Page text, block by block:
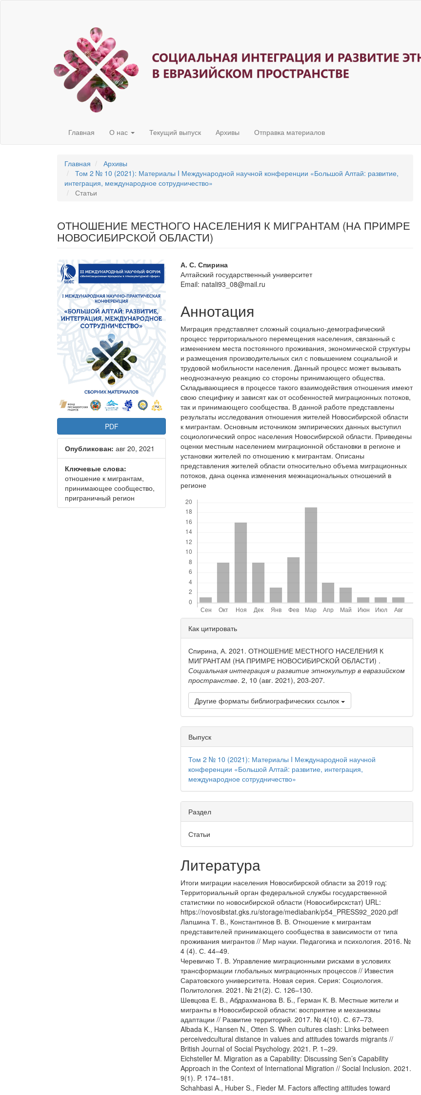
Главная О нас Текущий выпуск Архивы Отправка материалов
Главная
Архивы
Том 2 № 10 (2021): Материалы I Международной научной конференции «Большой Алтай: развитие,
интеграция, международное сотрудничество»
Статьи
ОТНОШЕНИЕ МЕСТНОГО НАСЕЛЕНИЯ К МИГРАНТАМ (НА ПРИМРЕ
НОВОСИБИРСКОЙ ОБЛАСТИ)
Статья
боковой
панели
PDF
Опубликован: авг 20, 2021
Ключевые слова:
отношение к мигрантам,
принимающее сообщество,
приграничный регион
Основное
содержание
А. С. Спирина
Алтайский государственный университет
Email: natali93_08@mail.ru
Аннотация
Миграция представляет сложный социально-демографический
процесс территориального перемещения населения, связанный с
изменением места постоянного проживания, экономической структуры
и размещения производительных сил с повышением социальной и
трудовой мобильности населения. Данный процесс может вызывать
неоднозначную реакцию со стороны принимающего общества.
Складывающиеся в процессе такого взаимодействия отношения имеют
свою специфику и зависят как от особенностей миграционных потоков,
так и принимающего сообщества. В данной работе представлены
результаты исследования отношения жителей Новосибирской области
к мигрантам. Основным источником эмпирических данных выступил
социологический опрос населения Новосибирской области. Приведены
оценки местным населением миграционной обстановки в регионе и
установки жителей по отношению к мигрантам. Описаны
представления жителей области относительно объема миграционных
потоков, дана оценка изменения межнациональных отношений в
регионе
Детали
статьи
Как цитировать
Спирина, А. 2021. ОТНОШЕНИЕ МЕСТНОГО НАСЕЛЕНИЯ К
МИГРАНТАМ (НА ПРИМРЕ НОВОСИБИРСКОЙ ОБЛАСТИ) .
Социальная интеграция и развитие этнокультур в евразийском
пространстве. 2, 10 (авг. 2021), 203-207.
Другие форматы библиографических ссылок
Выпуск
Том 2 № 10 (2021): Материалы I Международной научной
конференции «Большой Алтай: развитие, интеграция,
международное сотрудничество»
Раздел
Статьи
Литература
Итоги миграции населения Новосибирской области за 2019 год:
Территориальный орган федеральной службы государственной
статистики по новосибирской области (Новосибирскстат) URL:
https://novosibstat.gks.ru/storage/mediabank/p54_PRESS92_2020.pdf
Лапшина Т. В., Константинов В. В. Отношение к мигрантам
представителей принимающего сообщества в зависимости от типа
проживания мигрантов // Мир науки. Педагогика и психология. 2016. №
4 (4). С. 44–49.
Черевичко Т. В. Управление миграционными рисками в условиях
трансформации глобальных миграционных процессов // Известия
Саратовского университета. Новая серия. Серия: Социология.
Политология. 2021. № 21(2). С. 126–130.
Шевцова Е. В., Абдрахманова В. Б., Герман К. В. Местные жители и
мигранты в Новосибирской области: восприятие и механизмы
адаптации // Развитие территорий. 2017. № 4(10). С. 67–73.
Albada K., Hansen N., Otten S. When cultures clash: Links between
perceivedcultural distance in values and attitudes towards migrants //
British Journal of Social Psychology. 2021. P. 1–29.
Eichsteller M. Migration as a Capability: Discussing Sen’s Capability
Approach in the Context of International Migration // Social Inclusion. 2021.
9(1). P. 174–181.
Schahbasi A., Huber S., Fieder M. Factors affecting attitudes toward